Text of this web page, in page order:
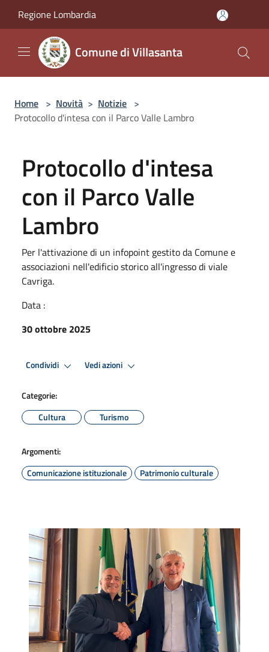
Regione Lombardia
Comune di Villasanta
Home > Novità > Notizie >
Protocollo d'intesa con il Parco Valle Lambro
Protocollo d'intesa
con il Parco Valle
Lambro
Per l'attivazione di un infopoint gestito da Comune e
associazioni nell'edificio storico all'ingresso di viale
Cavriga.
Data :
30 ottobre 2025
Condividi Vedi azioni
Categorie:
Cultura
Turismo
Argomenti:
Comunicazione istituzionale
Patrimonio culturale